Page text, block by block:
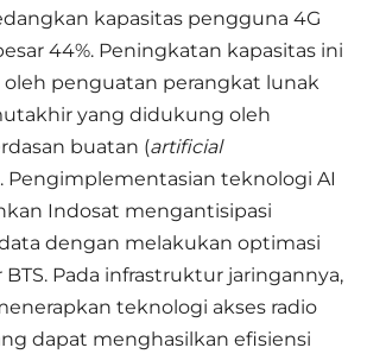
kapasitas pengguna 4G
44%. Peningkatan kapasitas ini
penguatan perangkat lunak
yang didukung oleh
buatan (artificial
Pengimplementasian teknologi AI
Indosat mengantisipasi
dengan melakukan optimasi
BTS. Pada infrastruktur jaringannya,
teknologi akses radio
dapat menghasilkan efisiensi